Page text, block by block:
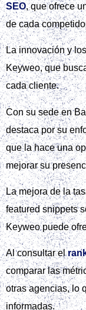
SEO, que ofrece
de cada
La innovación y
Keyweo, que
cada cliente.
Con su sede en
destaca por su
que la hace una
mejorar su
La mejora de la
featured snippets
Keyweo puede
Al consultar el
comparar las
otras agencias, lo
informadas.